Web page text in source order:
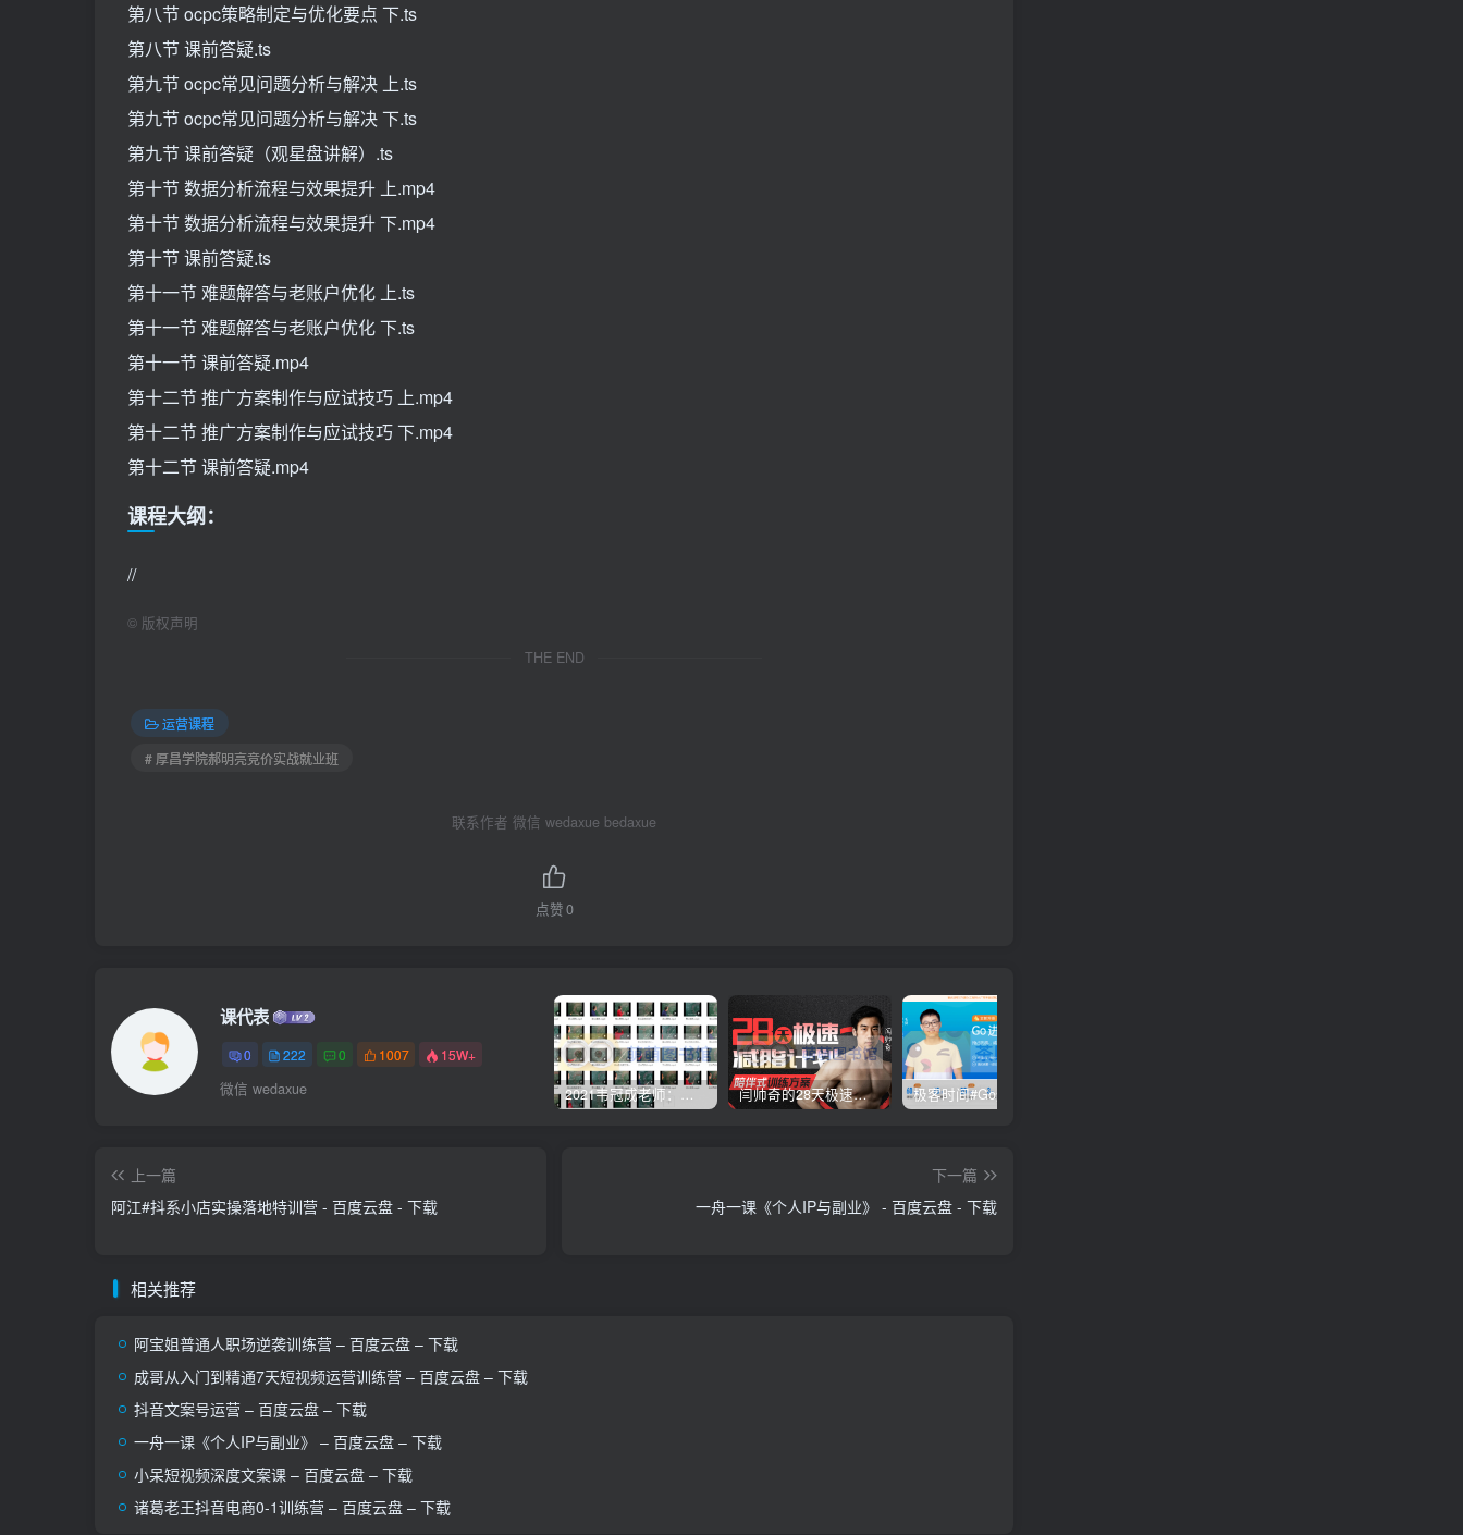
第八节 ocpc策略制定与优化要点 下.ts
第八节 课前答疑.ts
第九节 ocpc常见问题分析与解决 上.ts
第九节 ocpc常见问题分析与解决 下.ts
第九节 课前答疑（观星盘讲解）.ts
第十节 数据分析流程与效果提升 上.mp4
第十节 数据分析流程与效果提升 下.mp4
第十节 课前答疑.ts
第十一节 难题解答与老账户优化 上.ts
第十一节 难题解答与老账户优化 下.ts
第十一节 课前答疑.mp4
第十二节 推广方案制作与应试技巧 上.mp4
第十二节 推广方案制作与应试技巧 下.mp4
第十二节 课前答疑.mp4
课程大纲：
//
© 版权声明
THE END
运营课程
# 厚昌学院郝明亮竞价实战就业班
联系作者 微信 wedaxue bedaxue
点赞0
课代表
0 222 0 1007 15W+
微信 wedaxue 2021韦冠成老师：韦氏天星风水《秘传二十四山吉凶占断要法》 – 百度云盘 – 下载 闫帅奇的28天极速减脂计划 – 网盘分享 – 下载
上一篇
阿江#抖系小店实操落地特训营 - 百度云盘 - 下载
下一篇
一舟一课《个人IP与副业》 - 百度云盘 - 下载
相关推荐
阿宝姐普通人职场逆袭训练营 – 百度云盘 – 下载
成哥从入门到精通7天短视频运营训练营 – 百度云盘 – 下载
抖音文案号运营 – 百度云盘 – 下载
一舟一课《个人IP与副业》 – 百度云盘 – 下载
小呆短视‬频深度文案课 – 百度云盘 – 下载
诸葛老王抖音电商0-1训练营 – 百度云盘 – 下载